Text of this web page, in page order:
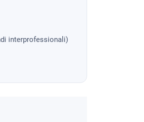
interprofessionali)